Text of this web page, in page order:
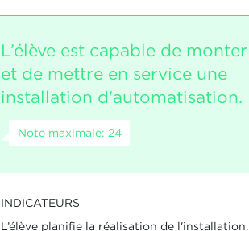
L’élève est capable de monter
et de mettre en service une
installation d'automatisation.
Note maximale: 24
INDICATEURS
L’élève planifie la réalisation de l'installation.